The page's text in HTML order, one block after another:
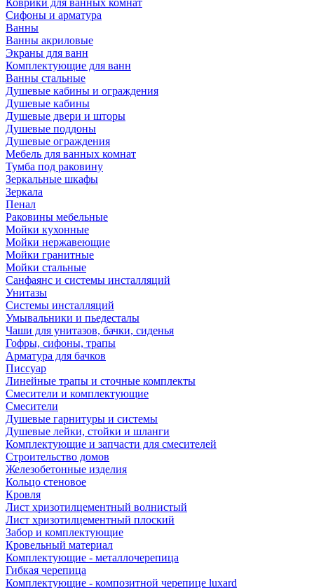
Коврики для ванных комнат
Сифоны и арматура
Ванны
Ванны акриловые
Экраны для ванн
Комплектующие для ванн
Ванны стальные
Душевые кабины и ограждения
Душевые кабины
Душевые двери и шторы
Душевые поддоны
Душевые ограждения
Мебель для ванных комнат
Тумба под раковину
Зеркальные шкафы
Зеркала
Пенал
Раковины мебельные
Мойки кухонные
Мойки нержавеющие
Мойки гранитные
Мойки стальные
Санфаянс и системы инсталляций
Унитазы
Системы инсталляций
Умывальники и пьедесталы
Чаши для унитазов, бачки, сиденья
Гофры, сифоны, трапы
Арматура для бачков
Писсуар
Линейные трапы и сточные комплекты
Смесители и комплектующие
Смесители
Душевые гарнитуры и системы
Душевые лейки, стойки и шланги
Комплектующие и запчасти для смесителей
Строительство домов
Железобетонные изделия
Кольцо стеновое
Кровля
Лист хризотилцементный волнистый
Лист хризотилцементный плоский
Забор и комплектующие
Кровельный материал
Комплектующие - металлочерепица
Гибкая черепица
Комплектующие - композитной черепице luxard